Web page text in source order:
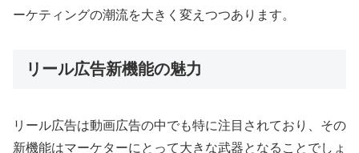
ーケティングの潮流を大きく変えつつあります。
リール広告新機能の魅力
リール広告は動画広告の中でも特に注目されており、その
新機能はマーケターにとって大きな武器となることでしょ